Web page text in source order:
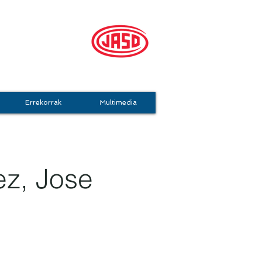
Jose
Errekorrak Multimedia